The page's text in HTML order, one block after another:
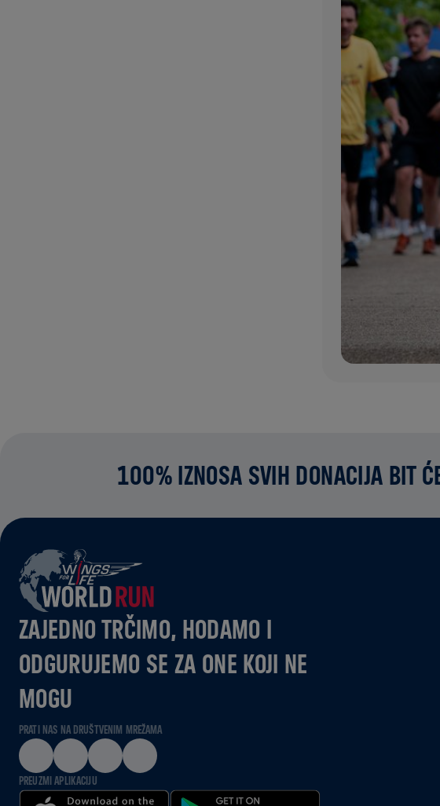
100% IZNOSA SVIH DONACIJA BIT
ZAJEDNO TRČIMO, HODAMO I
ODGURUJEMO SE ZA ONE KOJI NE
MOGU
PRATI NAS NA DRUŠTVENIM MREŽAMA
PREUZMI APLIKACIJU